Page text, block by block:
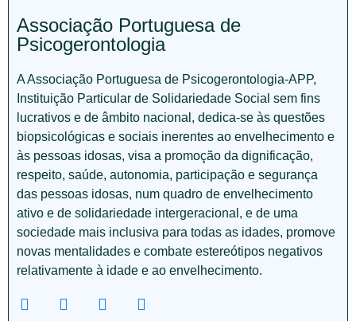
Associação Portuguesa de
Psicogerontologia
A Associação Portuguesa de Psicogerontologia-APP,
Instituição Particular de Solidariedade Social sem fins
lucrativos e de âmbito nacional, dedica-se às questões
biopsicológicas e sociais inerentes ao envelhecimento e
às pessoas idosas, visa a promoção da dignificação,
respeito, saúde, autonomia, participação e segurança
das pessoas idosas, num quadro de envelhecimento
ativo e de solidariedade intergeracional, e de uma
sociedade mais inclusiva para todas as idades, promove
novas mentalidades e combate estereótipos negativos
relativamente à idade e ao envelhecimento.